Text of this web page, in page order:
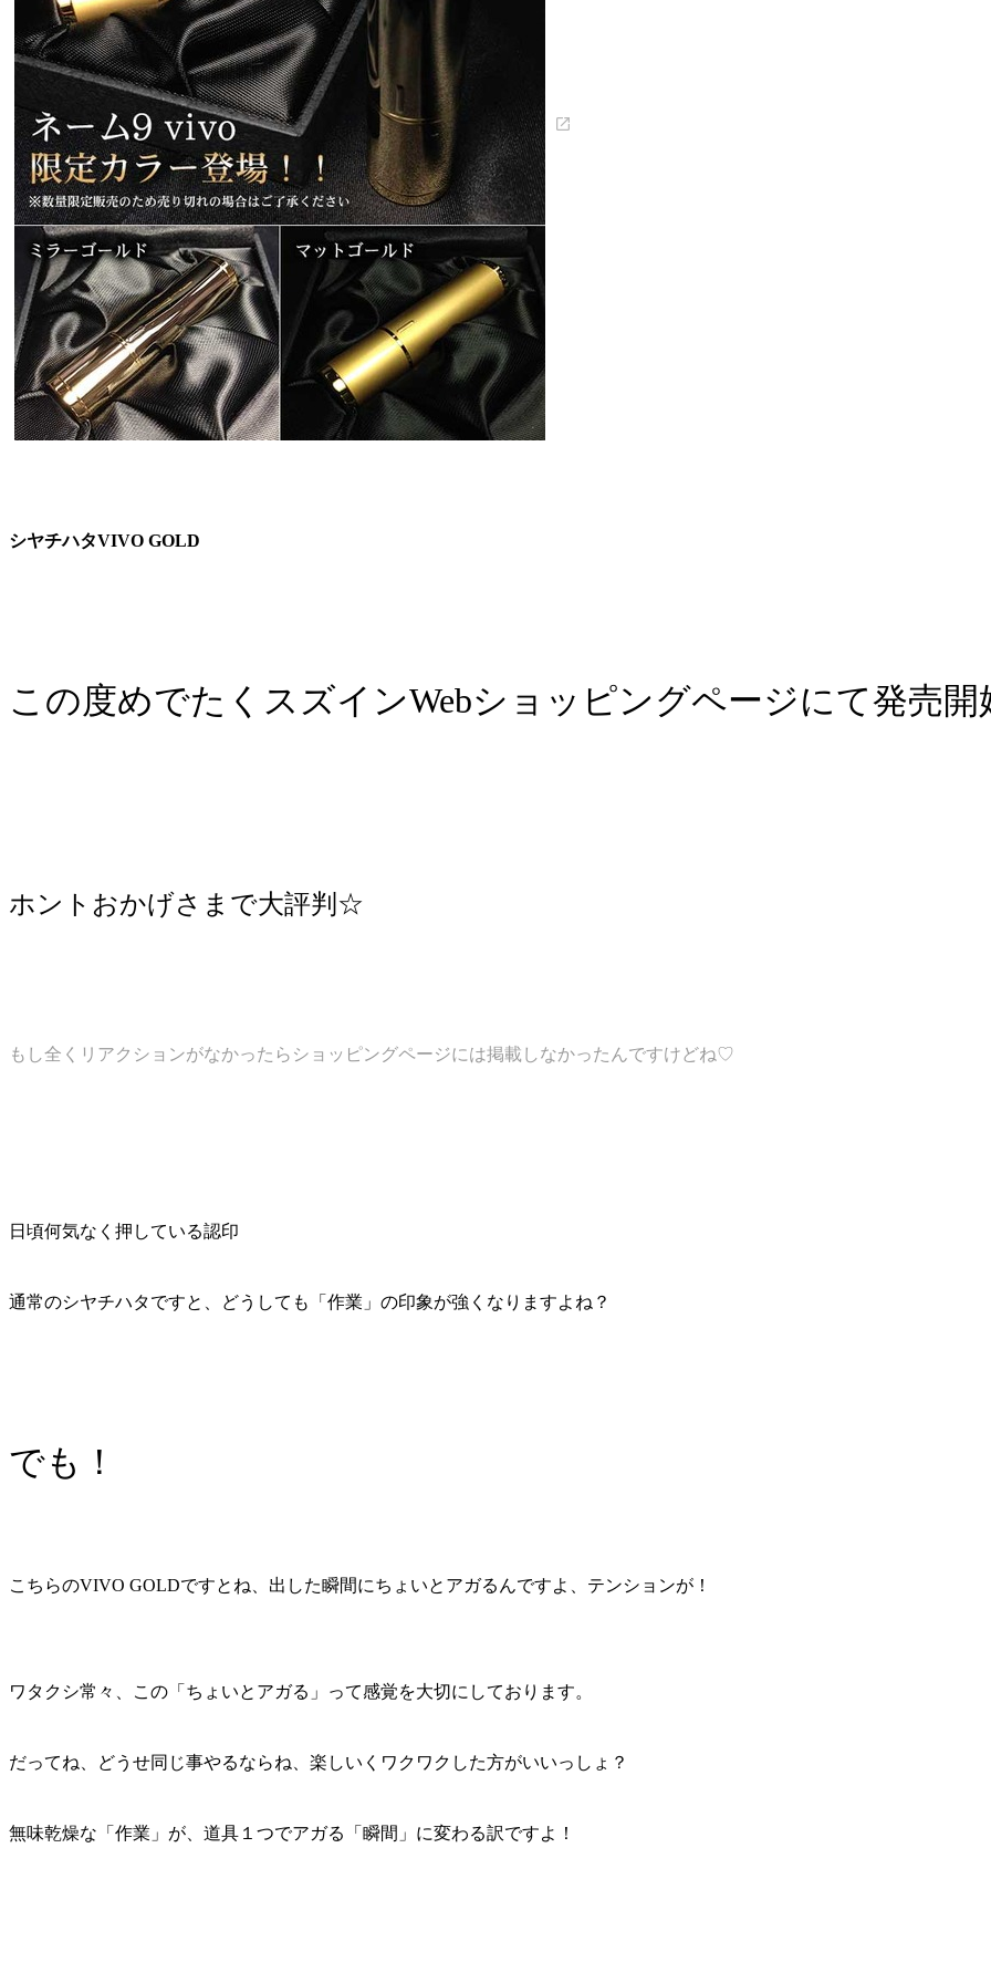
シヤチハタVIVO GOLD
この度めでたくスズインWebショッピングページにて発売
ホントおかげさまで大評判☆
もし全くリアクションがなかったらショッピングページには掲載しなかったんですけどね♡
日頃何気なく押している認印
通常のシヤチハタですと、どうしても「作業」の印象が強くなりますよね？
でも！
こちらのVIVO GOLDですとね、出した瞬間にちょいとアガるんですよ、テンションが！
ワタクシ常々、この「ちょいとアガる」って感覚を大切にしております。
だってね、どうせ同じ事やるならね、楽しいくワクワクした方がいいっしょ？
無味乾燥な「作業」が、道具１つでアガる「瞬間」に変わる訳ですよ！